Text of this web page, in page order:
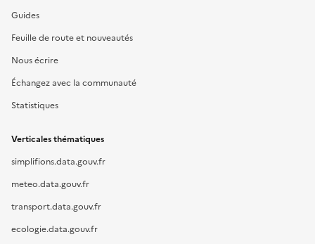
Guides
Feuille de route et nouveautés
Nous écrire
Échangez avec la communauté
Statistiques
Verticales thématiques
simplifions.data.gouv.fr
meteo.data.gouv.fr
transport.data.gouv.fr
ecologie.data.gouv.fr